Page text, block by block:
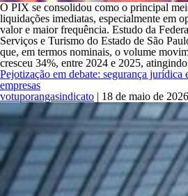
O PIX se consolidou como o principal
liquidações imediatas, especialmente em
valor e maior frequência. Estudo da
Serviços e Turismo do Estado de São
que, em termos nominais, o volume
cresceu 34%, entre 2024 e 2025, atingindo
Pejotização em debate: segurança jurídica
empresas
votuporangasindicato | 18 de maio de 2026